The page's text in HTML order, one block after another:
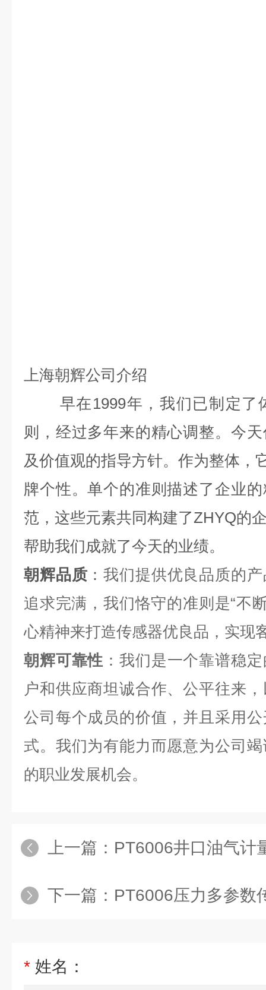
上海朝辉公司介绍
早在1999年，我们已制定了
则，经过多年来的精心调整。今
及价值观的指导方针。作为整体，
牌个性。单个的准则描述了企业
范，这些元素共同构建了ZHYQ的
帮助我们成就了今天的业绩。
朝辉品质 ：我们提供优良品质的
追求完满，我们恪守的准则是“不
心精神来打造传感器优良品，实现
朝辉可靠性 ：我们是一个靠谱稳
户和供应商坦诚合作、公平往来
公司每个成员的价值，并且采用
式。我们为有能力而愿意为公司
的职业发展机会。
上一篇： PT6006井口油气计
下一篇： PT6006压力多参数
* 姓名：